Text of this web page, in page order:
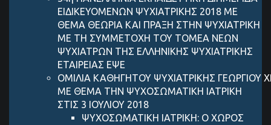
ΕΙΔΙΚΕΥΟΜΕΝΩΝ ΨΥΧΙΑΤΡΙΚΗΣ 2018 ΜΕ
ΘΕΜΑ ΘΕΩΡΙΑ ΚΑΙ ΠΡΑΞΗ ΣΤΗΝ ΨΥΧΙΑΤΡΙΚΗ
ΜΕ ΤΗ ΣΥΜΜΕΤΟΧΗ ΤΟΥ ΤΟΜΕΑ ΝΕΩΝ
ΨΥΧΙΑΤΡΩΝ ΤΗΣ ΕΛΛΗΝΙΚΗΣ ΨΥΧΙΑΤΡΙΚΗΣ
ΕΤΑΙΡΕΙΑΣ ΕΨΕ
ΟΜΙΛΙΑ ΚΑΘΗΓΗΤΟΥ ΨΥΧΙΑΤΡΙΚΗΣ ΓEΩΡΓIΟΥ
ΜΕ ΘΕΜΑ ΤΗΝ ΨΥΧΟΣΩΜΑΤΙΚΗ ΙΑΤΡΙΚΗ
ΣΤΙΣ 3 ΙΟΥΛΙΟΥ 2018
ΨΥΧΟΣΩΜΑΤΙΚΗ ΙΑΤΡΙΚΗ: Ο ΧΩΡΟΣ